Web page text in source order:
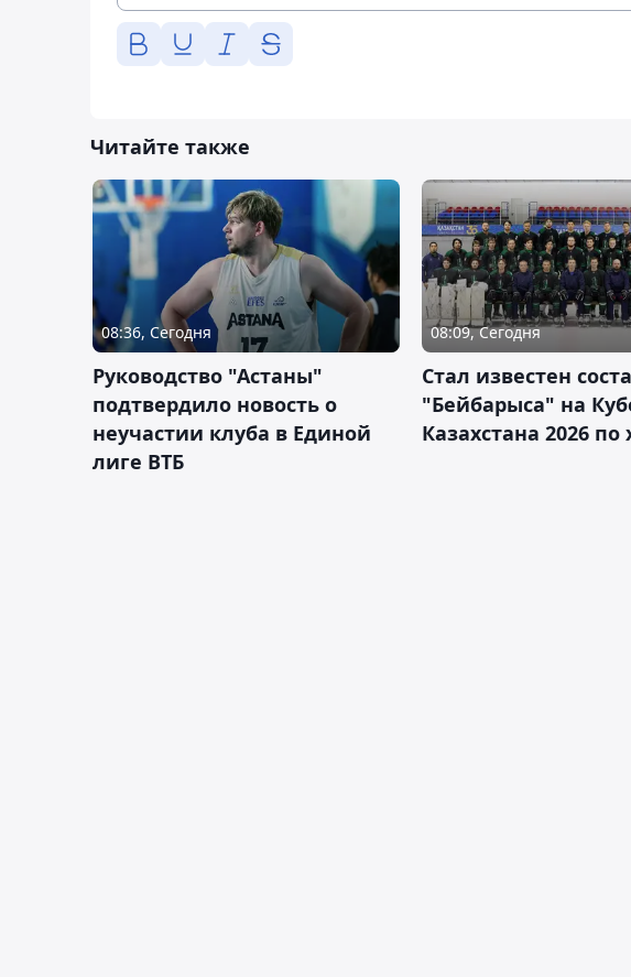
Читайте также
08:36, Сегодня
Руководство "Астаны"
подтвердило новость о
неучастии клуба в Единой
лиге ВТБ
08:09, Сегодня
Стал известен
"Бейбарыса" на
Казахстана 2026 по